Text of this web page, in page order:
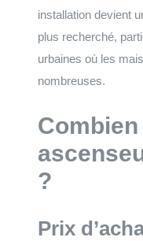
installation devient
plus recherché,
urbaines où les
nombreuses.
?
Prix